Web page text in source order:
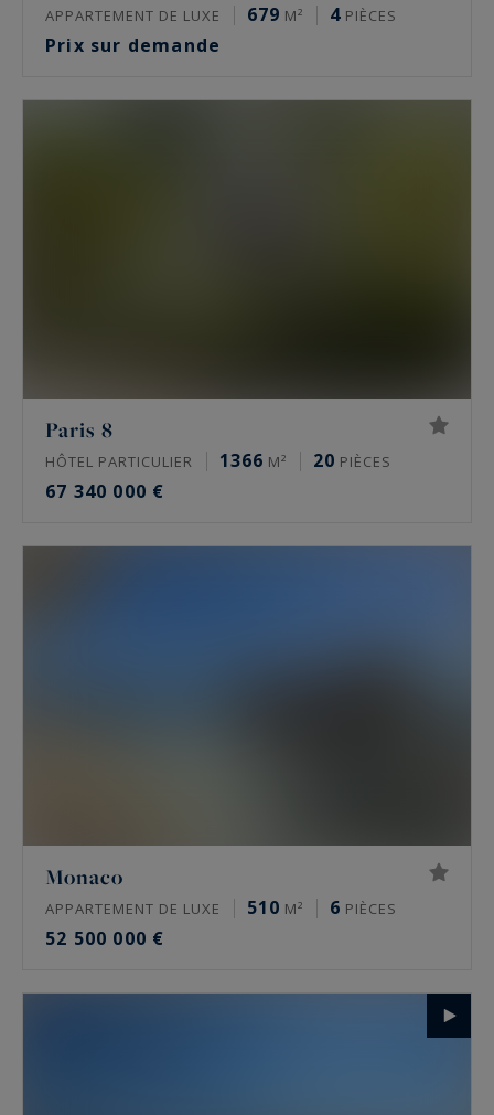
APPARTEMENT DE LUXE 679 M² 4 PIÈCES
Prix sur demande
Paris 8
HÔTEL PARTICULIER 1366 M² 20 PIÈCES
67 340 000 €
Monaco
APPARTEMENT DE LUXE 510 M² 6 PIÈCES
52 500 000 €